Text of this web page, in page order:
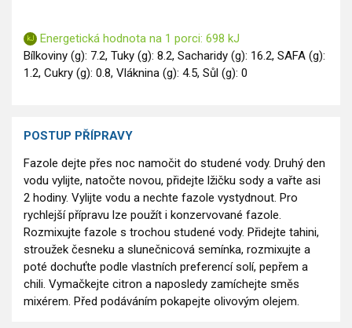
Energetická hodnota na 1 porci: 698 kJ
Bílkoviny (g): 7.2, Tuky (g): 8.2, Sacharidy (g): 16.2, SAFA (g):
1.2, Cukry (g): 0.8, Vláknina (g): 4.5, Sůl (g): 0
POSTUP PŘÍPRAVY
Fazole dejte přes noc namočit do studené vody. Druhý den
vodu vylijte, natočte novou, přidejte lžičku sody a vařte asi
2 hodiny. Vylijte vodu a nechte fazole vystydnout. Pro
rychlejší přípravu lze použít i konzervované fazole.
Rozmixujte fazole s trochou studené vody. Přidejte tahini,
stroužek česneku a slunečnicová semínka, rozmixujte a
poté dochuťte podle vlastních preferencí solí, pepřem a
chili. Vymačkejte citron a naposledy zamíchejte směs
mixérem. Před podáváním pokapejte olivovým olejem.